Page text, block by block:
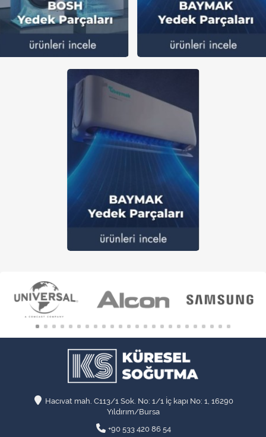
Hacıvat mah. C113/1 Sok. No: 1/1 İç kapı No: 1, 16290
Yıldırım/Bursa
+90 533 420 86 54